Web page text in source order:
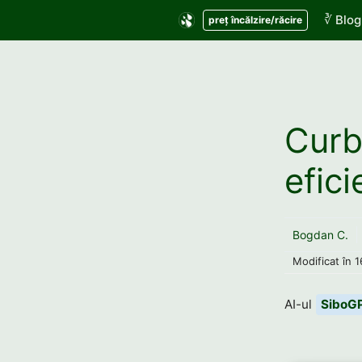
preț încălzire/răcire ∛ Blog
Bogdan C.
Modificat în
AI-ul